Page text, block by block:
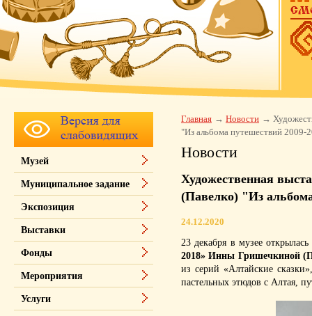
Главная Новости
"Из альбома путешествий 2009-
Новости
Художественная
(Павелко) "Из
24.12.2020
23 декабря в музее
2018» Инны Гришечкиной
из серий «Алтайские
пастельных этюдов с Алтая,
Музей
Муниципальное задание
Экспозиция
Выставки
Фонды
Мероприятия
Услуги